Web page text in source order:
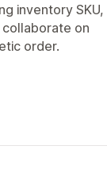
inventory SKU,
collaborate on
order.